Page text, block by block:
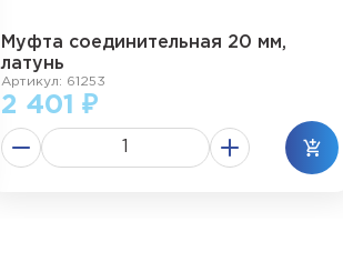
Муфта соединительная 20 мм,
латунь
Артикул: 61253
2 401 ₽